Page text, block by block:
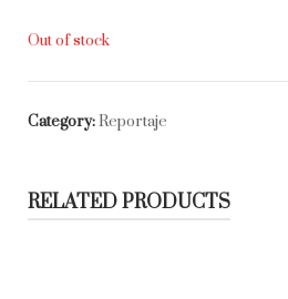
Out of stock
Category:Reportaje
RELATED PRODUCTS